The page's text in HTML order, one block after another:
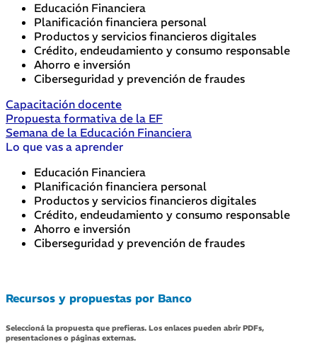
Educación Financiera
Planificación financiera personal
Productos y servicios financieros digitales
Crédito, endeudamiento y consumo responsable
Ahorro e inversión
Ciberseguridad y prevención de fraudes
Capacitación docente
Propuesta formativa de la EF
Semana de la Educación Financiera
Lo que vas a aprender
Educación Financiera
Planificación financiera personal
Productos y servicios financieros digitales
Crédito, endeudamiento y consumo responsable
Ahorro e inversión
Ciberseguridad y prevención de fraudes
Recursos y propuestas por Banco
Seleccioná la propuesta que prefieras. Los enlaces pueden abrir PDFs,
presentaciones o páginas externas.